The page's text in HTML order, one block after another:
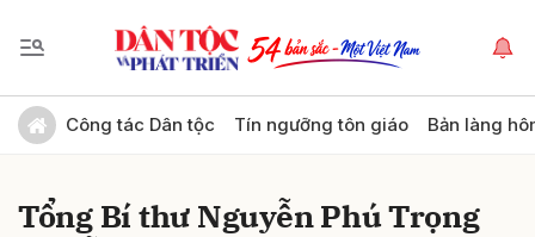
Công tác Dân tộc Tín ngưỡng tôn giáo Bản làng
Tổng Bí thư Nguyễn Phú Trọng
Gửi bình luận